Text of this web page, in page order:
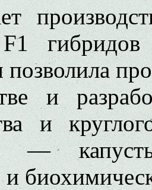
позволила
и
и
—
и